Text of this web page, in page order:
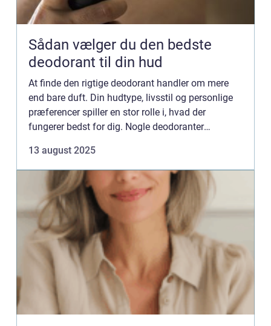
Sådan vælger du den bedste
deodorant til din hud
At finde den rigtige deodorant handler om mere
end bare duft. Din hudtype, livsstil og personlige
præferencer spiller en stor rolle i, hvad der
fungerer bedst for dig. Nogle deodoranter
gør ...
13 august 2025